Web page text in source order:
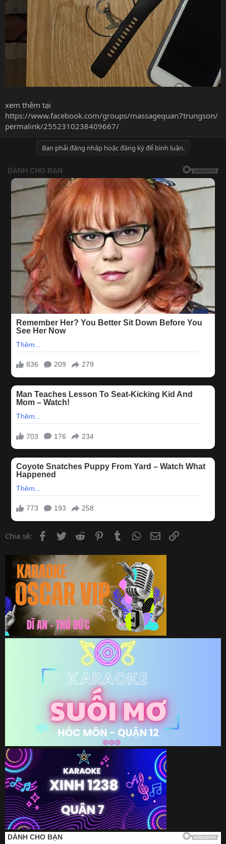
xem thêm tại
https://www.facebook.com/groups/massagequan7trungson/
permalink/2552310238409667/
Bạn phải đăng nhập hoặc đăng ký để bình luận.
Chia sẻ: Facebook
Twitter Reddit PinterestTumblr WhatsApp
Email